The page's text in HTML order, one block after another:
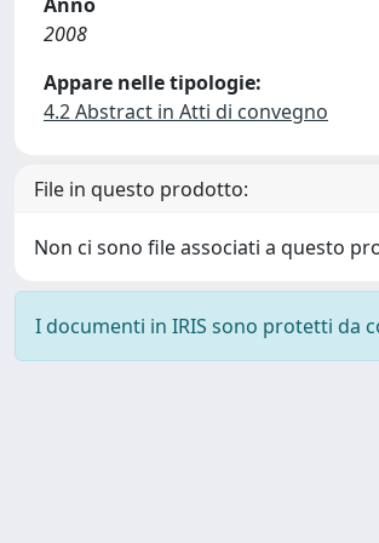
2008
Appare nelle tipologie:
4.2 Abstract in Atti di convegno
File in questo prodotto:
Non ci sono file associati a questo
I documenti in IRIS sono protetti da